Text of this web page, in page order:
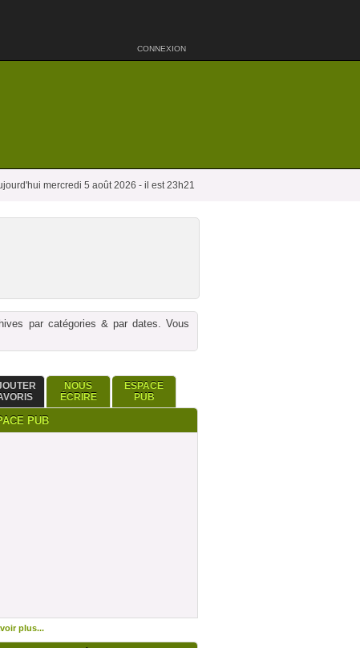
CONNEXION
mercredi 5 août 2026 - il est 23h21
par catégories & par dates. Vous
NOUS
ÉCRIRE
ESPACE
PUB
PUB
plus...